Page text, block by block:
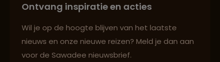
Ontvang inspiratie en acties
Wil je op de hoogte blijven van het laatste
nieuws en onze nieuwe reizen? Meld je dan aan
voor de Sawadee nieuwsbrief.